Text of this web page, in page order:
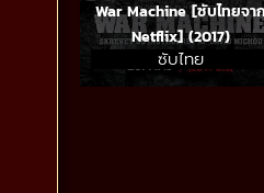
War Machine [ซับไทยจา
Netflix] (2017)
ซับไทย